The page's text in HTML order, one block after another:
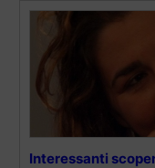
Interessanti